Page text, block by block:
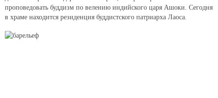
проповедовать буддизм по велению индийского царя Ашоки. Сегодня
в храме находится резиденция буддистского патриарха Лаоса.